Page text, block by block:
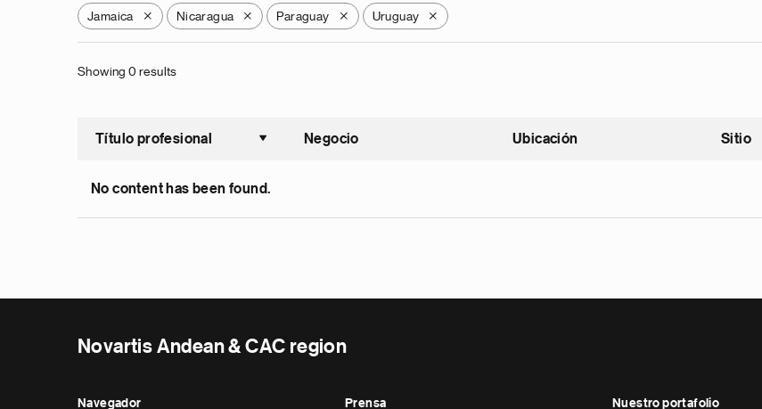
Jamaica X Nicaragua X Paraguay X Uruguay X
Showing 0 results
Título profesional
Ordenar ascendente
Negocio Ubicación Sitio
No content has been found.
Novartis Andean & CAC region
Navegador Prensa Nuestro portafolio